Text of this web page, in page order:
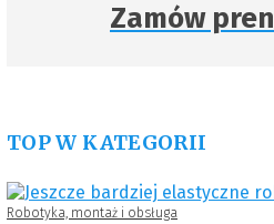
Zamów
TOP W KATEGORII
Robotyka, montaż i obsługa